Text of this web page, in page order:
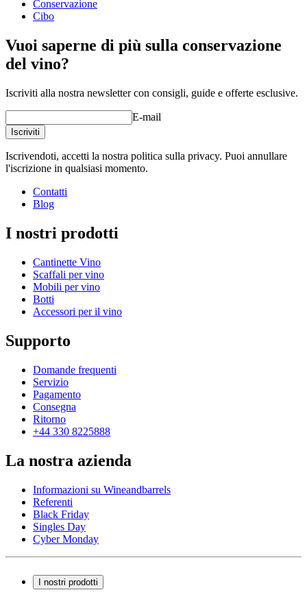
Conservazione
Cibo
Vuoi saperne di più sulla conservazione
del vino?
Iscriviti alla nostra newsletter con consigli, guide e offerte esclusive.
E-mail
Iscriviti
Iscrivendoti, accetti la nostra politica sulla privacy. Puoi annullare
l'iscrizione in qualsiasi momento.
Contatti
Blog
I nostri prodotti
Cantinette Vino
Scaffali per vino
Mobili per vino
Botti
Accessori per il vino
Supporto
Domande frequenti
Servizio
Pagamento
Consegna
Ritorno
+44 330 8225888
La nostra azienda
Informazioni su Wineandbarrels
Referenti
Black Friday
Singles Day
Cyber Monday
I nostri prodotti